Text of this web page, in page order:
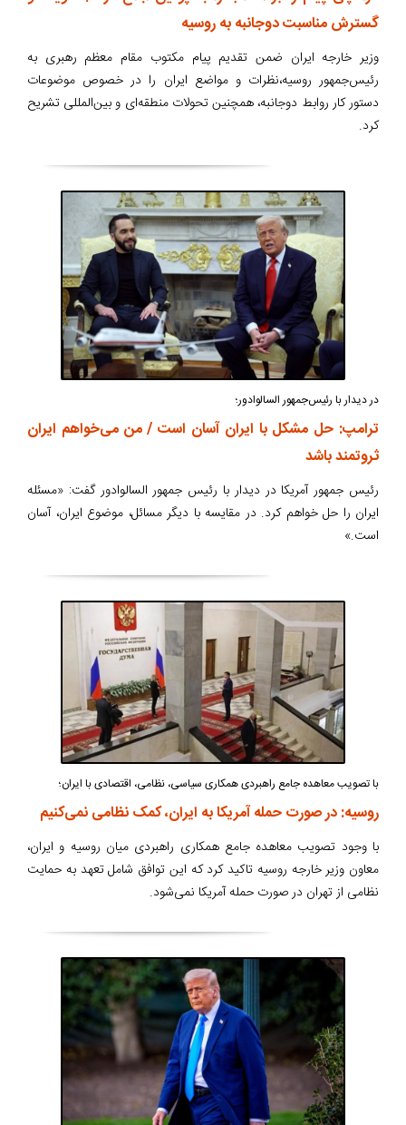
گسترش مناسبت دوجانبه به روسیه
وزیر خارجه ایران ضمن تقدیم پیام مکتوب مقام معظم رهبری به
رئیس‌جمهور روسیه،نظرات و مواضع ایران را در خصوص موضوعات
دستور کار روابط دوجانبه، همچنین تحولات منطقه‌ای و بین‌المللی تشریح
کرد.
در دیدار با رئیس‌جمهور السالوادور؛
ترامپ: حل مشکل با ایران آسان است / من می‌خواهم ایران
ثروتمند باشد
رئیس جمهور آمریکا در دیدار با رئیس جمهور السالوادور گفت: «مسئله
ایران را حل خواهم کرد. در مقایسه با دیگر مسائل، موضوع ایران، آسان
است.»
با تصویب معاهده جامع راهبردی همکاری سیاسی، نظامی، اقتصادی با ایران؛
روسیه: در صورت حمله آمریکا به ایران، کمک نظامی نمی‌کنیم
با وجود تصویب معاهده جامع همکاری راهبردی میان روسیه و ایران،
معاون وزیر خارجه روسیه تاکید کرد که این توافق شامل تعهد به حمایت
نظامی از تهران در صورت حمله آمریکا نمی‌شود.